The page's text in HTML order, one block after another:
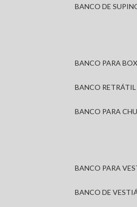
BANCO DE
BANCO PARA
BANCO
BANCO PARA
BANCO PARA
BANCO DE